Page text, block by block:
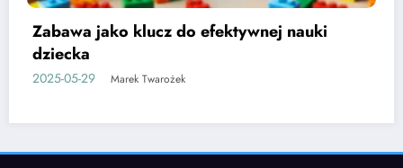
Etapy rozwoju mowy u dzieci i jak je
wspierać
2025-06-05 Marek Twarożek